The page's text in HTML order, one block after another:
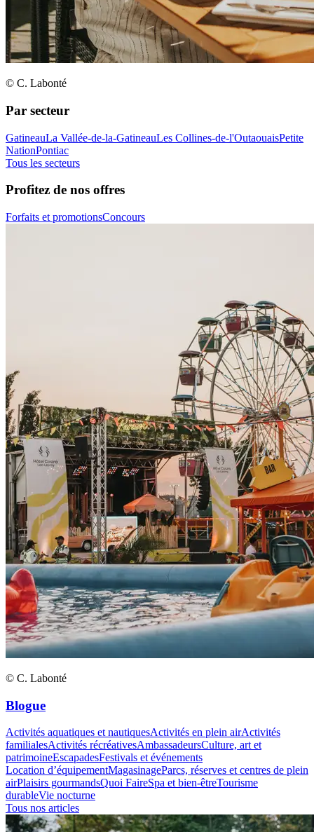
© C. Labonté
Par secteur
GatineauLa Vallée-de-la-GatineauLes Collines-de-l'OutaouaisPetite
NationPontiac
Tous les secteurs
Profitez de nos offres
Forfaits et promotionsConcours
© C. Labonté
Blogue
Activités aquatiques et nautiquesActivités en plein airActivités
familialesActivités récréativesAmbassadeursCulture, art et
patrimoineEscapadesFestivals et événements
Location d’équipementMagasinageParcs, réserves et centres de plein
airPlaisirs gourmandsQuoi FaireSpa et bien-êtreTourisme
durableVie nocturne
Tous nos articles